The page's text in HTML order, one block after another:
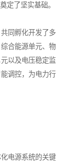
定了坚实基础。
同孵化开发了多
合能源单元、物
以及电压稳定监
调控，为电力行
电源系统的关键